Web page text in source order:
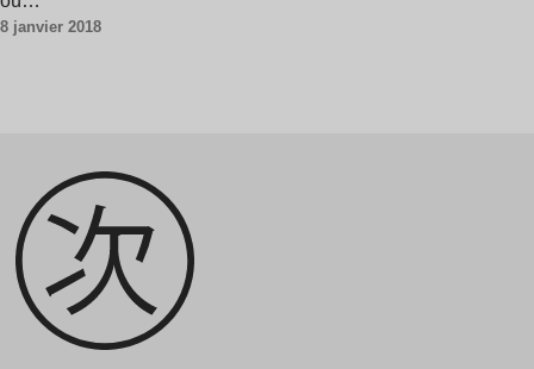
8 janvier 2018